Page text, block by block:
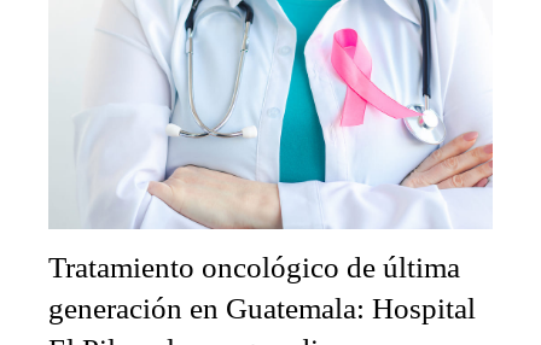
Tratamiento oncológico de última
generación en Guatemala: Hospital